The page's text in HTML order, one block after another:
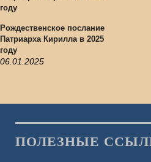
Рождественское послание
Патриарха Кирилла в 2025
году
06.01.2025
ПОЛЕЗНЫЕ